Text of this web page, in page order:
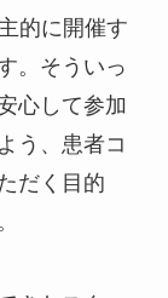
的に開催す
。そういっ
心して参加
う、患者コ
だく目的